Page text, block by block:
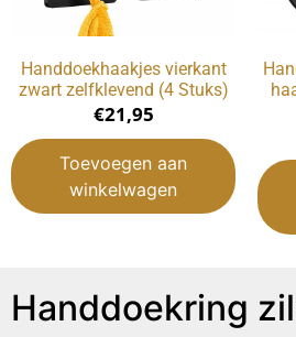
Handdoekhaakjes vierkant
zwart zelfklevend (4 Stuks)
€21,95
Toevoegen aan
winkelwagen
Handdoekring